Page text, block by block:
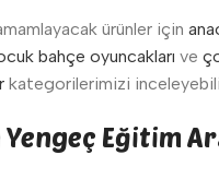
ürünler için
bahçe oyuncakları ve
kategorilerimizi
Yengeç Eğitim